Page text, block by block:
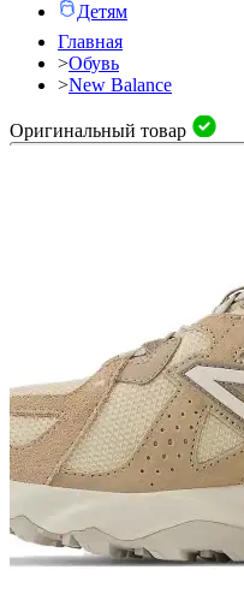
Детям
Главная
>Обувь
>New Balance
Оригинальный товар